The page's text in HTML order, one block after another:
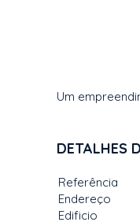
Um
DETALHES
Referência
Endereço
Edificio